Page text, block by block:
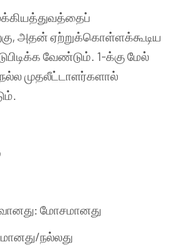
, அதன் ஏற்றுக்கொள்ளக்கூடிய
வேண்டும். 1-க்குமேல்
நல்லமுதலீட்டாளர்களால்
.
: மோசமானது
/நல்லது